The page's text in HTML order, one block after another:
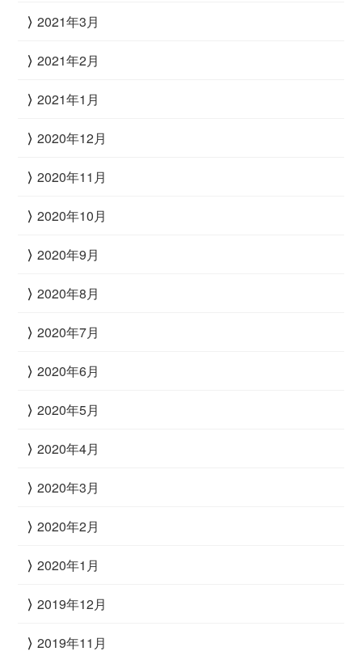
2021年3月
2021年2月
2021年1月
2020年12月
2020年11月
2020年10月
2020年9月
2020年8月
2020年7月
2020年6月
2020年5月
2020年4月
2020年3月
2020年2月
2020年1月
2019年12月
2019年11月